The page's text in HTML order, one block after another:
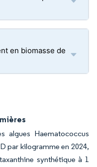
en biomasse de
algues Haematococcus
par kilogramme en 2024,
synthétique à 1